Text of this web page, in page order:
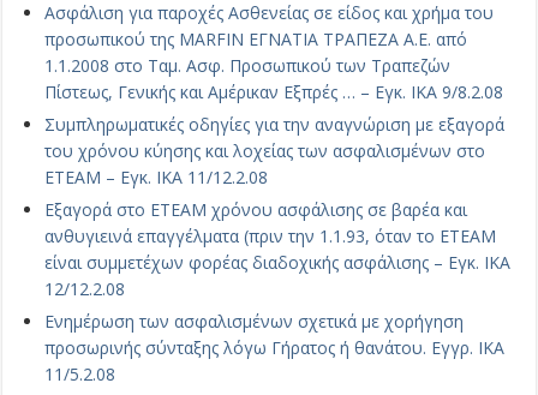
Ασφάλιση για παροχές Ασθενείας σε είδος και χρήμα του
προσωπικού της MARFIN ΕΓΝΑΤΙΑ ΤΡΑΠΕΖΑ Α.Ε. από
1.1.2008 στο Ταμ. Ασφ. Προσωπικού των Τραπεζών
Πίστεως, Γενικής και Αμέρικαν Εξπρές … – Εγκ. ΙΚΑ 9/8.2.08
Συμπληρωματικές οδηγίες για την αναγνώριση με εξαγορά
του χρόνου κύησης και λοχείας των ασφαλισμένων στο
ΕΤΕΑΜ – Εγκ. ΙΚΑ 11/12.2.08
Εξαγορά στο ΕΤΕΑΜ χρόνου ασφάλισης σε βαρέα και
ανθυγιεινά επαγγέλματα (πριν την 1.1.93, όταν το ΕΤΕΑΜ
είναι συμμετέχων φορέας διαδοχικής ασφάλισης – Εγκ. ΙΚΑ
12/12.2.08
Ενημέρωση των ασφαλισμένων σχετικά με χορήγηση
προσωρινής σύνταξης λόγω Γήρατος ή θανάτου. Εγγρ. ΙΚΑ
11/5.2.08